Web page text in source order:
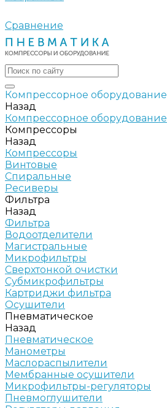
Сравнение
Компрессорное оборудование
Назад
Компрессорное оборудование
Компрессоры
Назад
Компрессоры
Винтовые
Спиральные
Ресиверы
Фильтра
Назад
Фильтра
Водоотделители
Магистральные
Микрофильтры
Сверхтонкой очистки
Субмикрофильтры
Картриджи фильтра
Осушители
Пневматическое
Назад
Пневматическое
Манометры
Маслораспылители
Мембранные осушители
Микрофильтры-регуляторы
Пневмоглушители